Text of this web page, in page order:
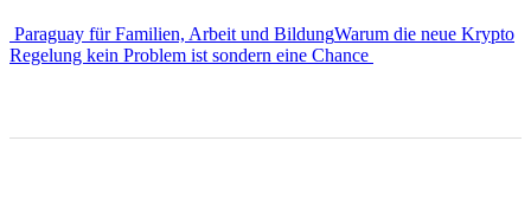
Paraguay für Familien, Arbeit und BildungWarum die neue Krypto
Regelung kein Problem ist sondern eine Chance